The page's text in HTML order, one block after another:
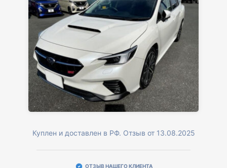
Куплен и доставлен в РФ. Отзыв от 13.08.2025
ОТЗЫВ НАШЕГО КЛИЕНТА